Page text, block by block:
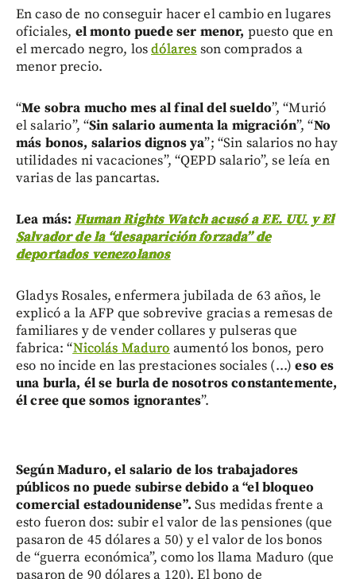
En caso de no conseguir hacer el cambio en lugares
oficiales, el monto puede ser menor, puesto que en
el mercado negro, losdólaresson comprados a
menor precio.
“Me sobra mucho mes al final del sueldo”, “Murió
el salario”, “Sin salario aumenta la migración”, “No
más bonos, salarios dignos ya”; “Sin salarios no hay
utilidades ni vacaciones”, “QEPD salario”, se leía en
varias de las pancartas.
Lea más:Human Rights Watch acusó a EE. UU. y El
Salvador de la “desaparición forzada” de
deportados venezolanos
Gladys Rosales, enfermera jubilada de 63 años, le
explicó a la AFP que sobrevive gracias a remesas de
familiares y de vender collares y pulseras que
fabrica: “Nicolás Maduroaumentó los bonos, pero
eso no incide en las prestaciones sociales (...)eso es
una burla, él se burla de nosotros constantemente,
él cree que somos ignorantes”.
Según Maduro, el salario de los trabajadores
públicos no puede subirse debido a “el bloqueo
comercial estadounidense”.Sus medidas frente a
esto fueron dos: subir el valor de las pensiones (que
pasaron de 45 dólares a 50) y el valor de los bonos
de “guerra económica”, como los llama Maduro (que
pasaron de 90 dólares a 120). El bono de